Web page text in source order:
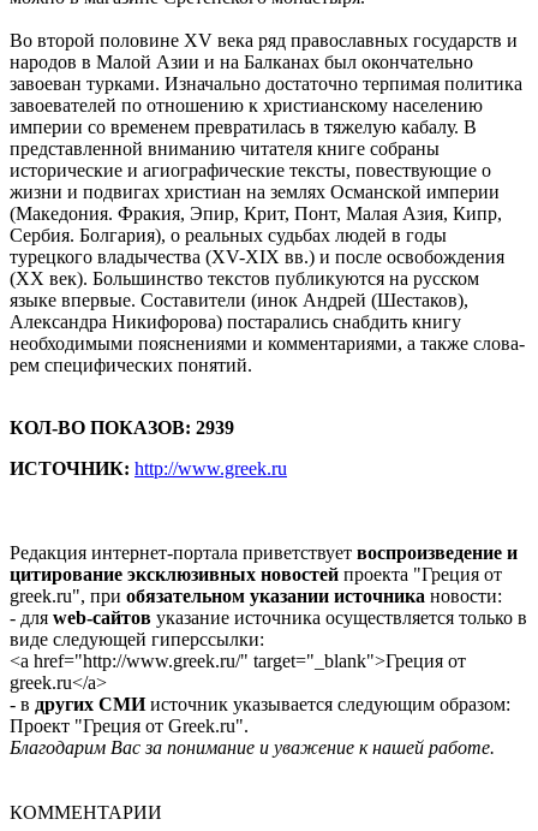
Во второй половине XV века ряд православных государств и
народов в Малой Азии и на Балканах был окончательно
завоеван турками. Изначально достаточно терпимая политика
завоевателей по отношению к христианскому населению
импе­рии со временем превратилась в тяжелую кабалу. В
представленной вниманию чита­теля книге собраны
исторические и агиографические тексты, повествующие о
жизни и подвигах христиан на землях Османской империи
(Македония. Фракия, Эпир, Крит, Понт, Малая Азия, Кипр,
Сербия. Болгария), о реальных судьбах людей в го­ды
турецкого владычества (ХV-ХIХ вв.) и после освобождения
(XX век). Большинство текстов публикуются на русском
языке впервые. Составители (инок Андрей (Шестаков),
Александра Никифорова) постара­лись снабдить книгу
необходимыми пояснениями и комментариями, а также слова­
рем специфических понятий.
КОЛ-ВО ПОКАЗОВ: 2939
ИСТОЧНИК: http://www.greek.ru
Редакция интернет-портала приветствует воспроизведение и
цитирование эксклюзивных новостей проекта "Греция от
greek.ru", при обязательном указании источника новости:
- для web-сайтов указание источника осуществляется только в
виде следующей гиперссылки:
<a href="http://www.greek.ru/" target="_blank">Греция от
greek.ru</a>
- в других СМИисточник указывается следующим образом:
Проект "Греция от Greek.ru".
Благодарим Вас за понимание и уважение к нашей работе.
КОММЕНТАРИИ